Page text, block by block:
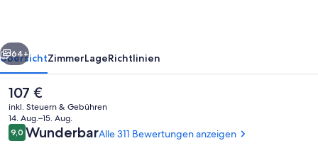
Weiter
64+
ÜbersichtZimmerLageRichtlinien
Der
aktuelle
Preis
beträgt
107 €.
107 €
inkl. Steuern & Gebühren
14. Aug.–15. Aug.
Bewertungen
9,09,0 von 10.
WunderbarAlle 311 Bewertungen anzeigen